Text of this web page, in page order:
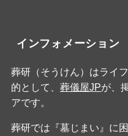
インフォメーション
葬研（そうけん）はライ
的として、 葬儀屋JPが、
アです。
葬研では『墓じまい』に